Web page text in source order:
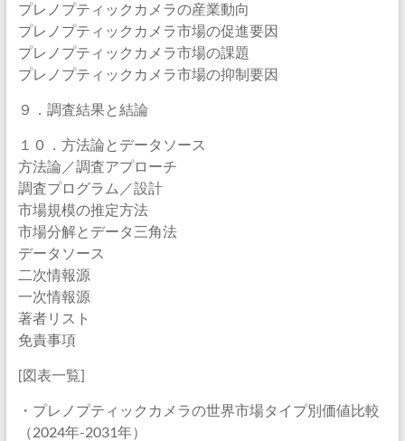
プレノプティックカメラの産業動向
プレノプティックカメラ市場の促進要因
プレノプティックカメラ市場の課題
プレノプティックカメラ市場の抑制要因
９．調査結果と結論
１０．方法論とデータソース
方法論／調査アプローチ
調査プログラム／設計
市場規模の推定方法
市場分解とデータ三角法
データソース
二次情報源
一次情報源
著者リスト
免責事項
[図表一覧]
・プレノプティックカメラの世界市場タイプ別価値比較
（2024年-2031年）